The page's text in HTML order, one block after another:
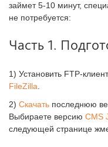
займет 5-10 минут,
не потребуется:
Часть 1.
1) Установить FTP-
FileZilla
2) Скачать последнюю
Выбираете версию CMS
следующей странице